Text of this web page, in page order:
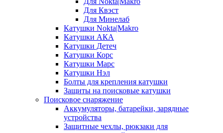
Для Квэст
Для Минелаб
Катушки Nokta|Makro
Катушки АКА
Катушки Детеч
Катушки Корс
Катушки Марс
Катушки Нэл
Болты для крепления катушки
Защиты на поисковые катушки
Поисковое снаряжение
Аккумуляторы, батарейки, зарядные
устройства
Защитные чехлы, рюкзаки для